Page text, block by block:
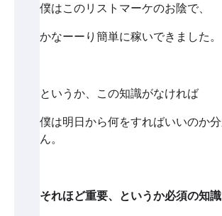
僕はこのリストマーケのお陰で、
かなーーり簡単に稼いできました。
というか、この知識がなければ
僕は明日から何をすればいいのか
ん。
それほど重要、というか必須の知識